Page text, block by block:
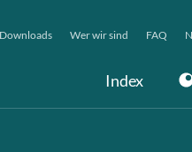
Index
Downloads Wer wir sind FAQ